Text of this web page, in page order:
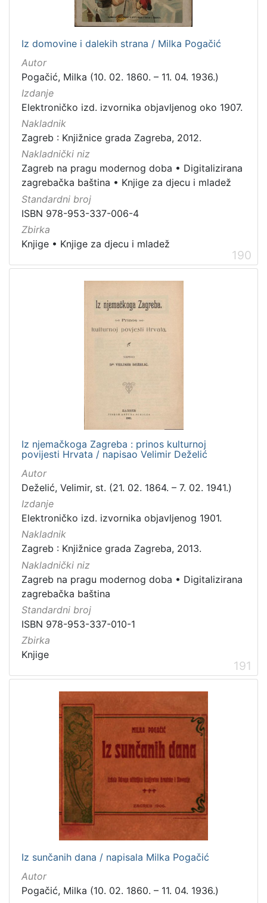
Iz domovine i dalekih strana / Milka Pogačić
Autor
Pogačić, Milka (10. 02. 1860. – 11. 04. 1936.)
Izdanje
Elektroničko izd. izvornika objavljenog oko 1907.
Nakladnik
Zagreb : Knjižnice grada Zagreba, 2012.
Nakladnički niz
Zagreb na pragu modernog doba • Digitalizirana
zagrebačka baština • Knjige za djecu i mladež
Standardni broj
ISBN 978-953-337-006-4
Zbirka
Knjige • Knjige za djecu i mladež
190
Iz njemačkoga Zagreba : prinos kulturnoj
povijesti Hrvata / napisao Velimir Deželić
Autor
Deželić, Velimir, st. (21. 02. 1864. – 7. 02. 1941.)
Izdanje
Elektroničko izd. izvornika objavljenog 1901.
Nakladnik
Zagreb : Knjižnice grada Zagreba, 2013.
Nakladnički niz
Zagreb na pragu modernog doba • Digitalizirana
zagrebačka baština
Standardni broj
ISBN 978-953-337-010-1
Zbirka
Knjige
191
Iz sunčanih dana / napisala Milka Pogačić
Autor
Pogačić, Milka (10. 02. 1860. – 11. 04. 1936.)